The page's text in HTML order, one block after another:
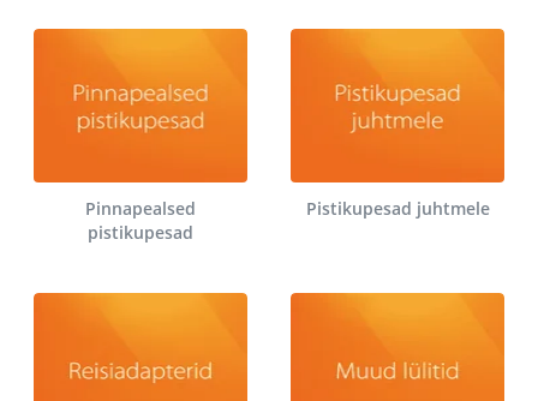
Pinnapealsed
pistikupesad
Pistikupesad juhtmele